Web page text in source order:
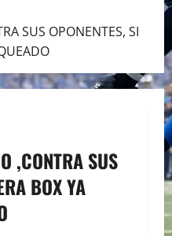
SUS OPONENTES, SI
,CONTRA SUS
BOX YA